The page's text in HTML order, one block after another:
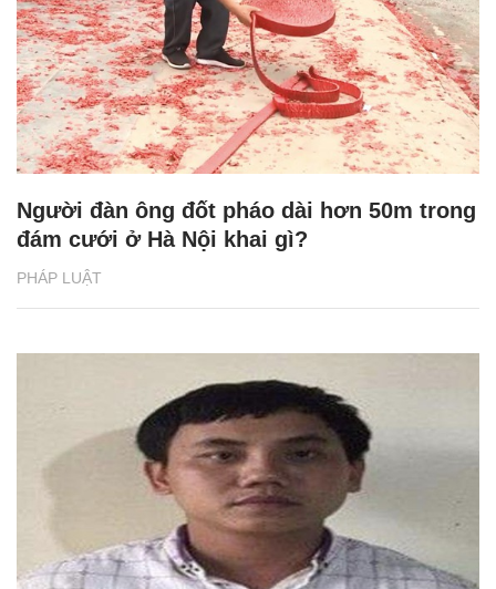
PHÁP LUẬT
Người đàn ông đốt pháo dài hơn 50m trong
đám cưới ở Hà Nội khai gì?